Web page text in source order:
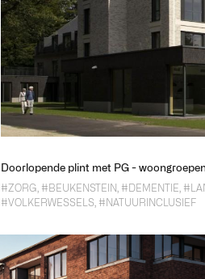
Doorlopende plint met PG -
#ZORG #BEUKENSTEIN #DEMENTIE
#VOLKERWESSELS #NATUURINCLUSIEF